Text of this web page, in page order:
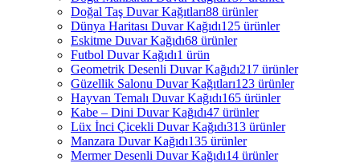
Doğal Taş Duvar Kağıtları88 ürünler
Dünya Haritası Duvar Kağıdı125 ürünler
Eskitme Duvar Kağıdı68 ürünler
Futbol Duvar Kağıdı1 ürün
Geometrik Desenli Duvar Kağıdı217 ürünler
Güzellik Salonu Duvar Kağıtları123 ürünler
Hayvan Temalı Duvar Kağıdı165 ürünler
Kabe – Dini Duvar Kağıdı47 ürünler
Lüx İnci Çicekli Duvar Kağıdı313 ürünler
Manzara Duvar Kağıdı135 ürünler
Mermer Desenli Duvar Kağıdı14 ürünler